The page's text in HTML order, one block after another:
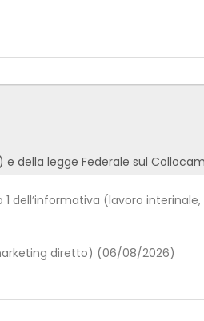
dell’informativa (lavoro
diretto) (06/08/2026)